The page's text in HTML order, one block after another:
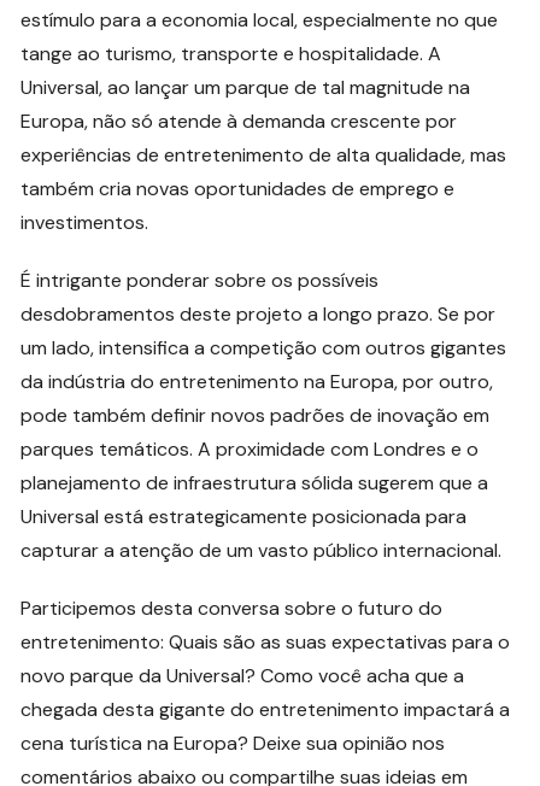
estímulo para a economia local, especialmente no que
tange ao turismo, transporte e hospitalidade. A
Universal, ao lançar um parque de tal magnitude na
Europa, não só atende à demanda crescente por
experiências de entretenimento de alta qualidade, mas
também cria novas oportunidades de emprego e
investimentos.
É intrigante ponderar sobre os possíveis
desdobramentos deste projeto a longo prazo. Se por
um lado, intensifica a competição com outros gigantes
da indústria do entretenimento na Europa, por outro,
pode também definir novos padrões de inovação em
parques temáticos. A proximidade com Londres e o
planejamento de infraestrutura sólida sugerem que a
Universal está estrategicamente posicionada para
capturar a atenção de um vasto público internacional.
Participemos desta conversa sobre o futuro do
entretenimento: Quais são as suas expectativas para o
novo parque da Universal? Como você acha que a
chegada desta gigante do entretenimento impactará a
cena turística na Europa? Deixe sua opinião nos
comentários abaixo ou compartilhe suas ideias em